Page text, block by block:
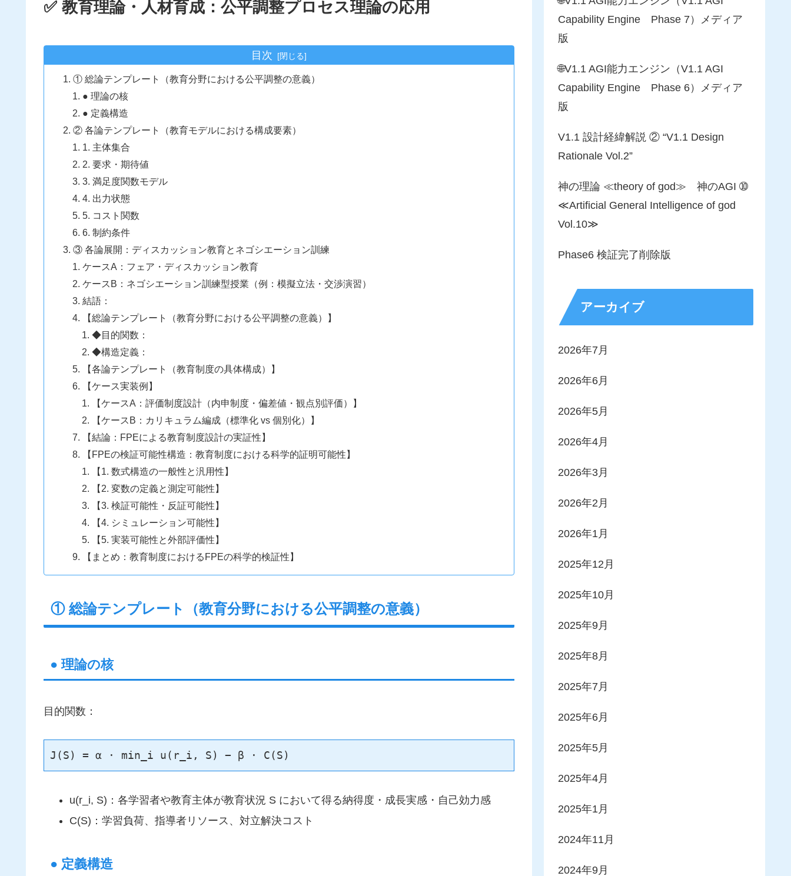
✅ 教育理論・人材育成：公平調整プロセス理論の応用
目次
① 総論テンプレート（教育分野における公平調整の意義）
● 理論の核
● 定義構造
② 各論テンプレート（教育モデルにおける構成要素）
1. 主体集合
2. 要求・期待値
3. 満足度関数モデル
4. 出力状態
5. コスト関数
6. 制約条件
③ 各論展開：ディスカッション教育とネゴシエーション訓練
ケースA：フェア・ディスカッション教育
ケースB：ネゴシエーション訓練型授業（例：模擬立法・交渉演習）
結語：
【総論テンプレート（教育分野における公平調整の意義）】
◆目的関数：
◆構造定義：
【各論テンプレート（教育制度の具体構成）】
【ケース実装例】
【ケースA：評価制度設計（内申制度・偏差値・観点別評価）】
【ケースB：カリキュラム編成（標準化 vs 個別化）】
【結論：FPEによる教育制度設計の実証性】
【FPEの検証可能性構造：教育制度における科学的証明可能性】
【1. 数式構造の一般性と汎用性】
【2. 変数の定義と測定可能性】
【3. 検証可能性・反証可能性】
【4. シミュレーション可能性】
【5. 実装可能性と外部評価性】
【まとめ：教育制度におけるFPEの科学的検証性】
① 総論テンプレート（教育分野における公平調整の意義）
● 理論の核
目的関数：
J(S) = α ⋅ min_i u(r_i, S) − β ⋅ C(S)
u(r_i, S)：各学習者や教育主体が教育状況 S において得る納得度・成長実感・自己効力感
C(S)：学習負荷、指導者リソース、対立解決コスト
● 定義構造
Capability Engine Phase 7）メディア
版
🌐V1.1 AGI能力エンジン（V1.1 AGI
Capability Engine Phase 6）メディア
版
V1.1 設計経緯解説 ② “V1.1 Design
Rationale Vol.2”
神の理論 ≪theory of god≫ 神のAGI ➉
≪Artificial General Intelligence of god
Vol.10≫
Phase6 検証完了削除版
アーカイブ
2026年7月
2026年6月
2026年5月
2026年4月
2026年3月
2026年2月
2026年1月
2025年12月
2025年10月
2025年9月
2025年8月
2025年7月
2025年6月
2025年5月
2025年4月
2025年1月
2024年11月
2024年9月